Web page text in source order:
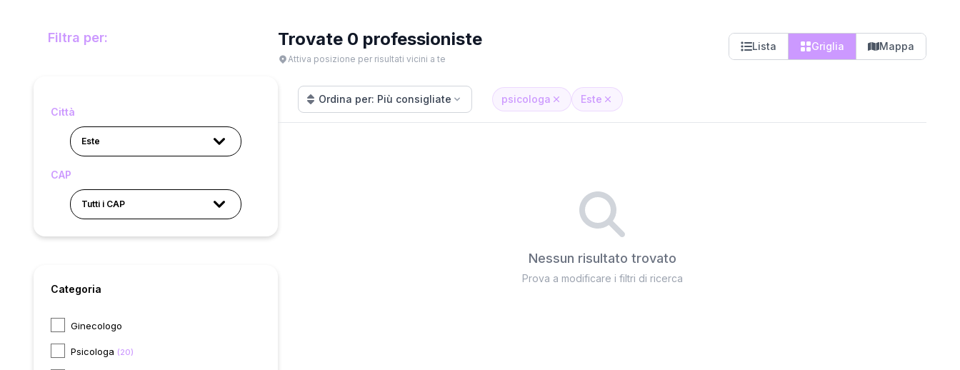
Filtra per:
Città
Este
CAP
Tutti i CAP
Categoria
Ginecologo
Psicologa (20)
Trovate 0 professioniste
Attiva posizione per risultati vicini a te
Lista Griglia Mappa
Ordina per: Più consigliate psicologa Este
Nessun risultato trovato
Prova a modificare i filtri di ricerca